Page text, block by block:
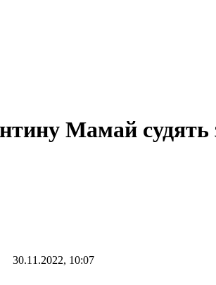
Мамай судять
30.11.2022, 10:07